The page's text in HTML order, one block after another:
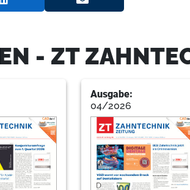
26
Redaktion
- ZT
Ausgabe:
04/2026